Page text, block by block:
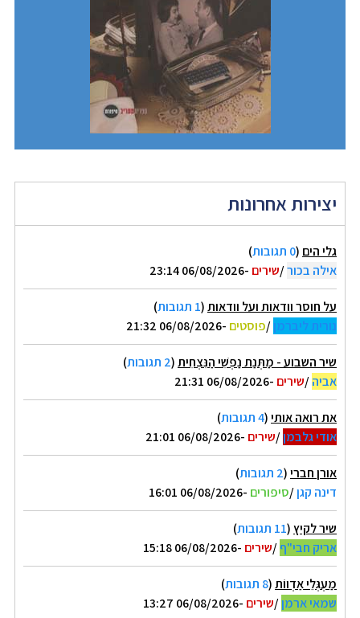
יצירות אחרונות
גלי הים (0 תגובות
)
אילה בכור/שירים -06/08/2026 23:14
על חוסר וודאות ועל וודאות(1 תגובות
)
נורית ליברמן/פוסטים -06/08/2026 21:32
שיר השבוע - מַתְּנַת נַפְשִׁי הַנִּצְחִית(2 תגובות
)
אביה/שירים -06/08/2026 21:31
את רואה אותי(4 תגובות
)
אודי גלבמן/שירים -06/08/2026 21:01
אורן חברי(2 תגובות
)
דינה קגן/סיפורים -06/08/2026 16:01
שיר לקיץ(11 תגובות
)
אריק חבי"ף/שירים -06/08/2026 15:18
מַעְגְּלֵי אַדְווֹת(8 תגובות
)
שמאי ארמן/שירים -06/08/2026 13:27